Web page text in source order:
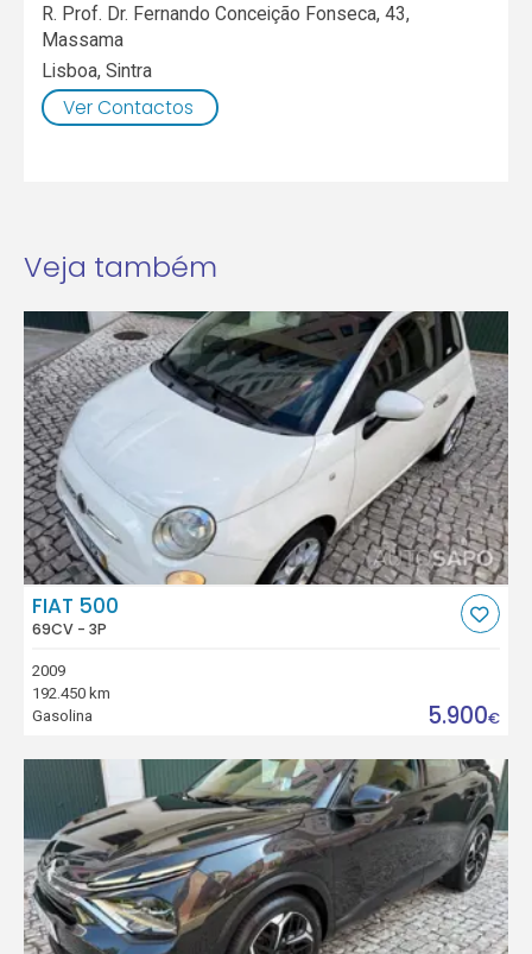
R. Prof. Dr. Fernando Conceição Fonseca, 43,
Massama
Lisboa,Sintra
Ver Contactos
Veja também
FIAT 500
69CV - 3P
2009
192.450 km
Gasolina
5.900€